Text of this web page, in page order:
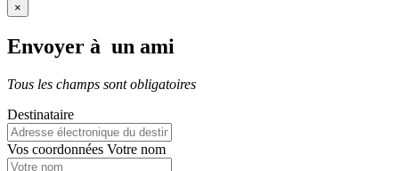
×
Envoyer à un ami
Tous les champs sont obligatoires
Destinataire
Vos coordonnées Votre nom